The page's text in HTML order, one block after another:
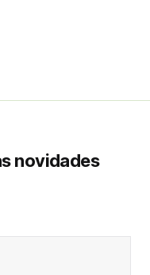
novidades